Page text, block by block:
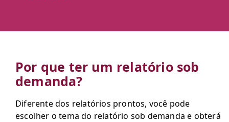
Por que ter um relatório sob
demanda?
Diferente dos relatórios prontos, você pode
escolher o tema do relatório sob demanda e obterá